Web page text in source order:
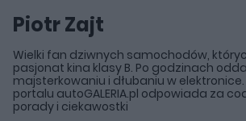
Piotr Zajt
Wielki fan dziwnych samochodów,
pasjonat kina klasy B. Po godzinach
majsterkowaniu i dłubaniu w
portalu autoGALERIA.pl odpowiada za
porady i ciekawostki